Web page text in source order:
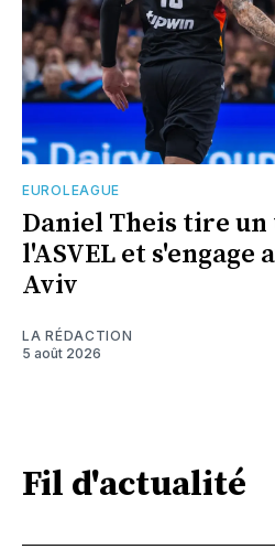
EUROLEAGUE
Daniel Theis tire
l'ASVEL et s'engage
Aviv
LA RÉDACTION
5 août 2026
Fil d'actualité